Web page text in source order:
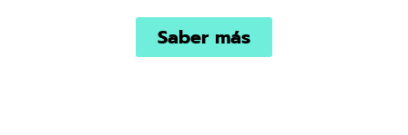
Saber más